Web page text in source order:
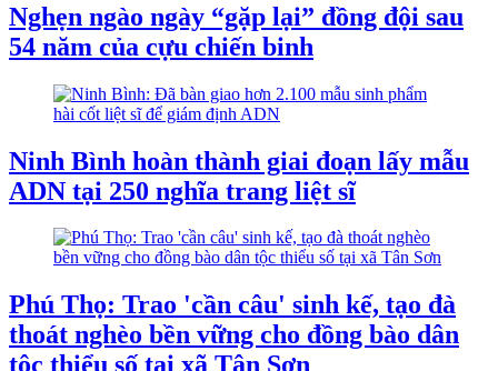
Nghẹn ngào ngày “gặp lại” đồng đội sau
54 năm của cựu chiến binh
Ninh Bình hoàn thành giai đoạn lấy mẫu
ADN tại 250 nghĩa trang liệt sĩ
Phú Thọ: Trao 'cần câu' sinh kế, tạo đà
thoát nghèo bền vững cho đồng bào dân
tộc thiểu số tại xã Tân Sơn